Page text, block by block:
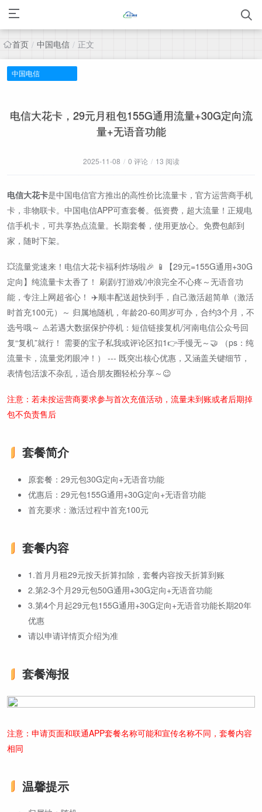
首页 / 中国电信 / 正文
中国电信
电信大花卡，29元月租包155G通用流量+30G定向流
量+无语音功能
2025-11-08 / 0 评论 / 13 阅读
电信大花卡是中国电信官方推出的高性价比流量卡，官方运营商手机
卡，非物联卡。中国电信APP可查套餐。低资费，超大流量！正规电
信手机卡，可共享热点流量。长期套餐，使用更放心。免费包邮到
家，随时下架。
💥流量党速来！电信大花卡福利炸场啦🎉 📱【29元=155G通用+30G
定向】纯流量卡太香了！ 刷剧/打游戏/冲浪完全不心疼～无语音功
能，专注上网超省心！ ✈️顺丰配送超快到手，自己激活超简单（激活
时首充100元）～ 归属地随机，年龄20-60周岁可办，合约3个月，不
选号哦～ ⚠️若遇大数据保护停机：短信链接复机/河南电信公众号回
复“复机”就行！ 需要的宝子私我或评论区扣1👉手慢无～🤝 （ps：纯
流量卡，流量党闭眼冲！） --- 既突出核心优惠，又涵盖关键细节，
表情包活泼不杂乱，适合朋友圈轻松分享～😉
注意：若未按运营商要求参与首次充值活动，流量未到账或者后期掉
包不负责售后
套餐简介
原套餐：29元包30G定向+无语音功能
优惠后：29元包155G通用+30G定向+无语音功能
首充要求：激活过程中首充100元
套餐内容
1.首月月租29元按天折算扣除，套餐内容按天折算到账
2.第2-3个月29元包50G通用+30G定向+无语音功能
3.第4个月起29元包155G通用+30G定向+无语音功能长期20年
优惠
请以申请详情页介绍为准
套餐海报
注意：申请页面和联通APP套餐名称可能和宣传名称不同，套餐内容
相同
温馨提示